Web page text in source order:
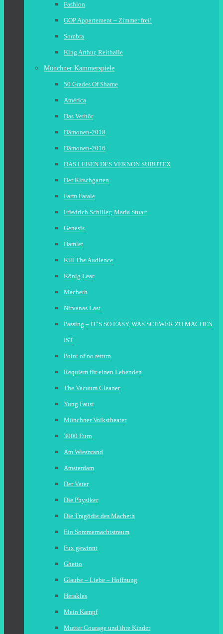
Fashion
GOP Appartement – Zimmer frei!
Sombra
King Arthur, Reithalle
Münchner Kammerspiele
50 Grades Of Shame
América
Das Verhör
Dämonen-2018
Dämonen-2016
DAS LEBEN DES VERNON SUBUTEX
Der Kirschgarten
Farm Fatale
Friedrich Schiller; Maria Stuart
Genesis
Hamlet
Kill The Audience
König Lear
Macbeth
Nirvanas Last
Passing – IT’S SO EASY, WAS SCHWER ZU MACHEN
IST
Point of no return
Requiem für einen Lebenden
The Vacuum Cleaner
Yung Faust
Münchner Volkstheater
3000 Euro
Am Wiesnrand
Amsterdam
Der Vater
Die Physiker
Die Tragödie des Macbeth
Ein Sommernachtstraum
Fux gewinnt
Ghetto
Glaube – Liebe – Hoffnung
Herakles
Mein Kampf
Mutter Courage und ihre Kinder